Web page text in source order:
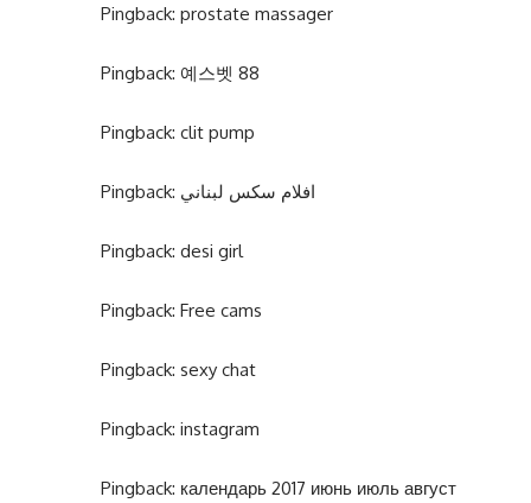
Pingback: prostate massager
Pingback: 예스벳 88
Pingback: clit pump
Pingback: افلام سكس لبناني
Pingback: desi girl
Pingback: Free cams
Pingback: sexy chat
Pingback: instagram
Pingback: календарь 2017 июнь июль август